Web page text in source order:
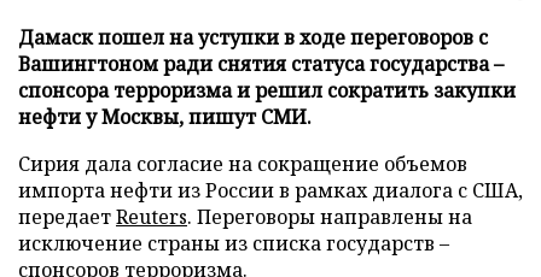
Дамаск пошел на уступки в ходе переговоров с
Вашингтоном ради снятия статуса государства –
спонсора терроризма и решил сократить закупки
нефти у Москвы, пишут СМИ.
Сирия дала согласие на сокращение объемов
импорта нефти из России в рамках диалога с США,
передаетReuters. Переговоры направлены на
исключение страны из списка государств –
спонсоров терроризма.